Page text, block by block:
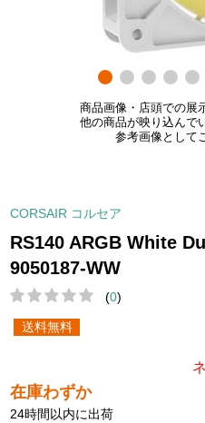
商品画像・店頭での展
他の商品が映り込んで
参考画像として
CORSAIR コルセア
RS140 ARGB White
9050187-WW
(0)
送料無料
在庫わずか
24時間以内に出荷